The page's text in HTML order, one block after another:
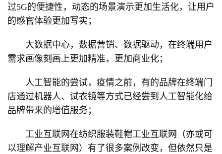
过5G的便捷性，动态的场景演示更加生活化，让用户
的感官体验更加写实；
大数据中心，数据营销、数据驱动，在终端用户
需求画像刻画上更加精准，更加商业化；
人工智能的尝试，疫情之前，有的品牌在终端门
店通过机器人、试衣镜等方式已经尝到人工智能化给
品牌带来的增值服务；
工业互联网在纺织服装鞋帽工业互联网（亦或可
以理解产业互联网）有了很多案例改变，但依然只是